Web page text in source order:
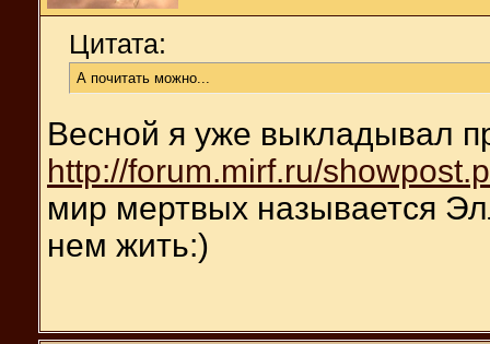
Цитата:
А почитать можно...
Весной я уже выкладывал
http://forum.mirf.ru/
мир мертвых называется
нем жить:)